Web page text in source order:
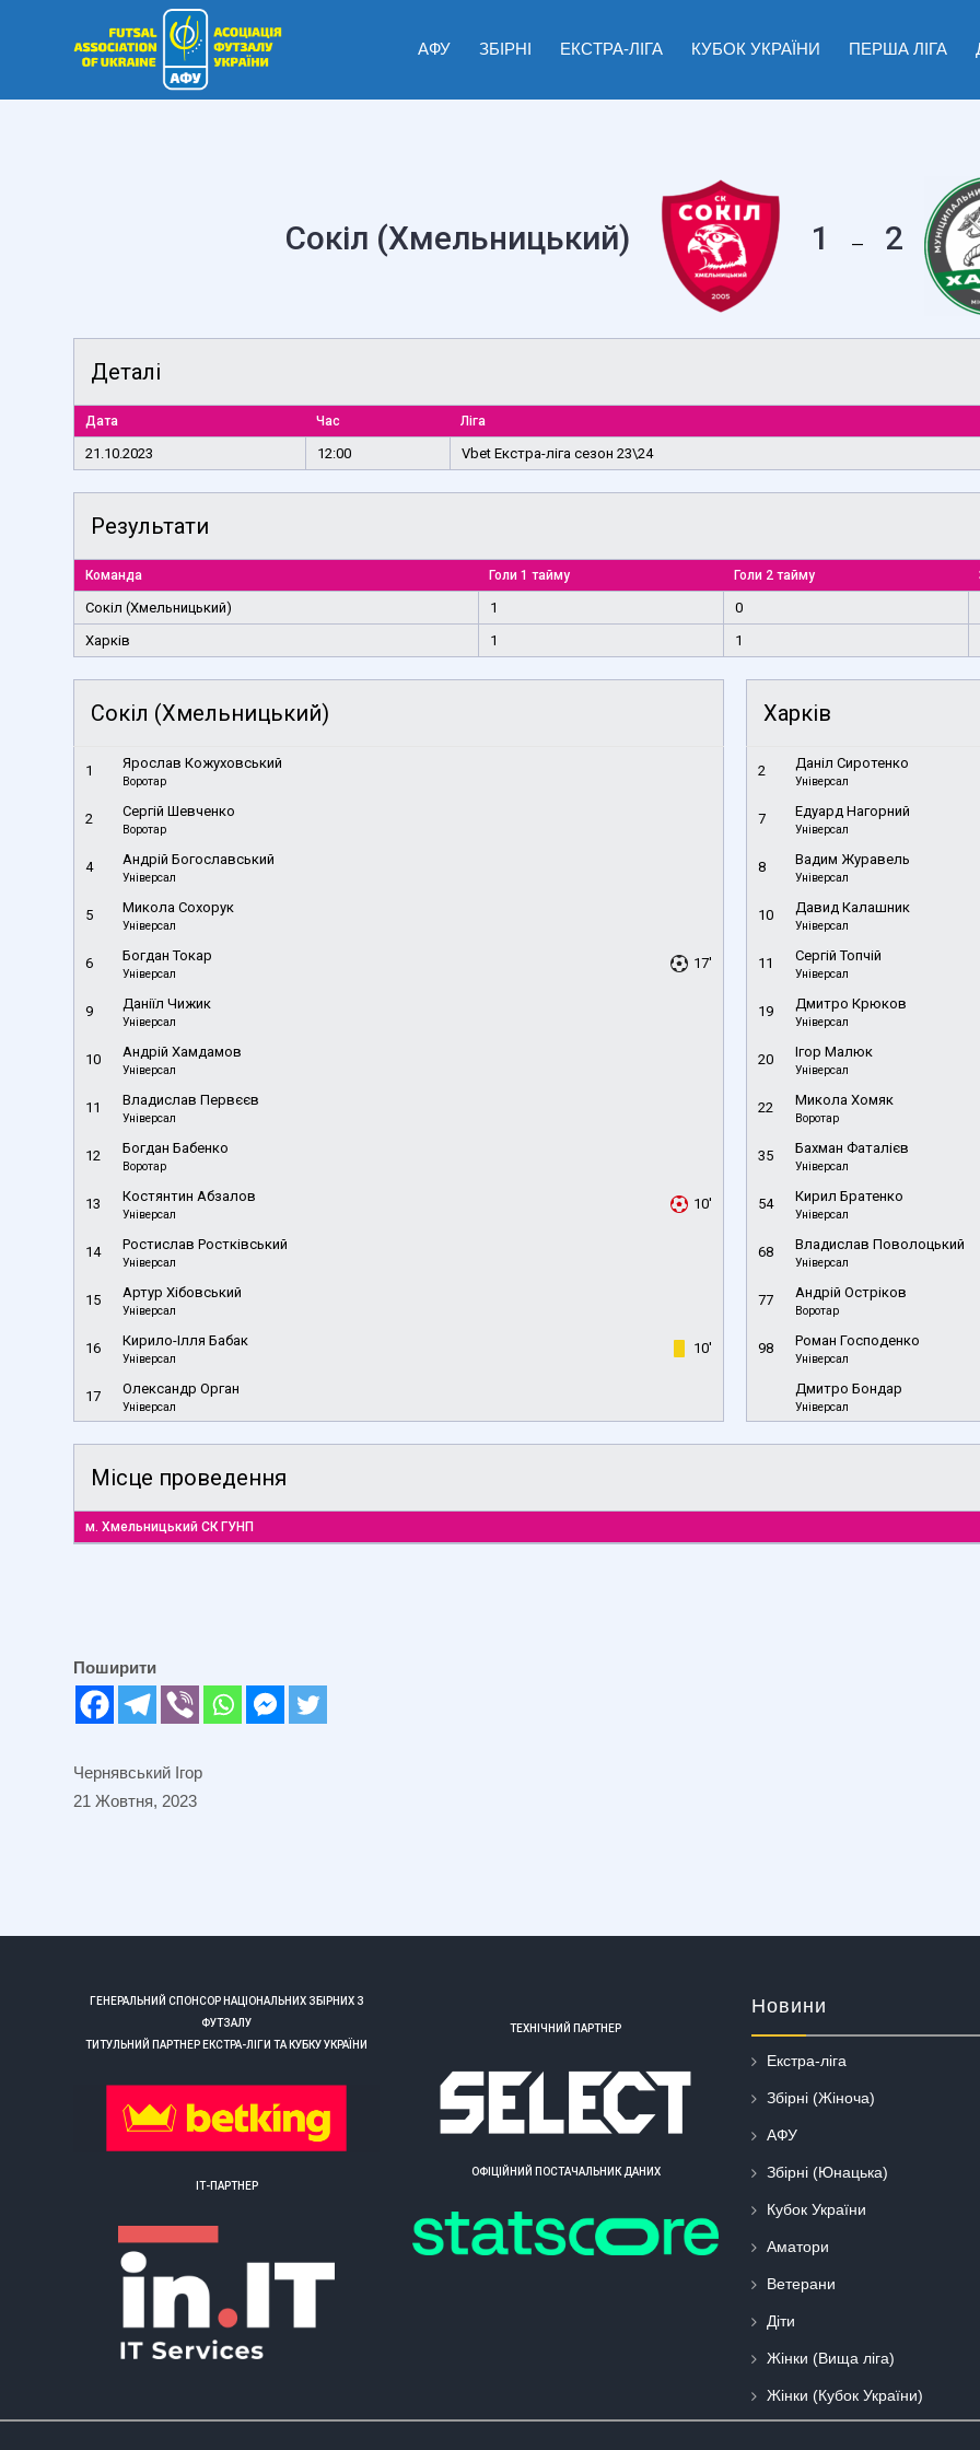
АФУ ЗБІРНІ ЕКСТРА-ЛІГА КУБОК УКРАЇНИ ПЕРША ЛІГА
Сокіл (Хмельницький) 1 — 2
Деталі
Дата Час Ліга
21.10.2023 12:00 Vbet Екстра-ліга сезон 23\24
Результати
Команда Голи 1 тайму Голи 2 тайму
Сокіл (Хмельницький) 1
0
Харків
1 1
Сокіл (Хмельницький)
1 Ярослав Кожуховський
Воротар
2 Сергій Шевченко
Воротар
4 Андрій Богославський
Універсал
5 Микола Сохорук
Універсал
6 Богдан Токар
Універсал
17'
9 Даніїл Чижик
Універсал
10 Андрій Хамдамов
Універсал
11 Владислав Первєєв
Універсал
12 Богдан Бабенко
Воротар
13 Костянтин Абзалов
Універсал
10'
14 Ростислав Ростківський
Універсал
15 Артур Хібовський
Універсал
16 Кирило-Ілля Бабак
Універсал
10'
17 Олександр Орган
Універсал
Харків
2 Даніл Сиротенко
Універсал
7 Едуард Нагорний
Універсал
8 Вадим Журавель
Універсал
10 Давид Калашник
Універсал
11 Сергій Топчій
Універсал
19 Дмитро Крюков
Універсал
20 Ігор Малюк
Універсал
22 Микола Хомяк
Воротар
35 Бахман Фаталієв
Універсал
54 Кирил Братенко
Універсал
68 Владислав Поволоцький
Універсал
77 Андрій Остріков
Воротар
98 Роман Господенко
Універсал
Дмитро Бондар
Універсал
Місце проведення
м. Хмельницький СК ГУНП
Поширити
Чернявський Ігор
21 Жовтня, 2023
ГЕНЕРАЛЬНИЙ СПОНСОР НАЦІОНАЛЬНИХ ЗБІРНИХ З
ФУТЗАЛУ
ТИТУЛЬНИЙ ПАРТНЕР ЕКСТРА-ЛІГИ ТА КУБКУ УКРАЇНИ
ІТ-ПАРТНЕР
ТЕХНІЧНИЙ ПАРТНЕР
ОФІЦІЙНИЙ ПОСТАЧАЛЬНИК ДАНИХ
Новини
Екстра-ліга
Збірні (Жіноча)
АФУ
Збірні (Юнацька)
Кубок України
Аматори
Ветерани
Діти
Жінки (Вища ліга)
Жінки (Кубок України)